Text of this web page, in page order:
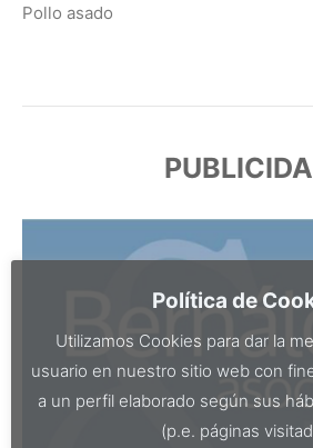
Pollo asado
Política de
Utilizamos Cookies para dar la
usuario en nuestro sitio web con
a un perfil elaborado según sus
(p.e. páginas